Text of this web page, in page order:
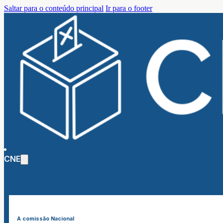
Saltar para o conteúdo principal Ir para o footer
CNE
A comissão Nacional